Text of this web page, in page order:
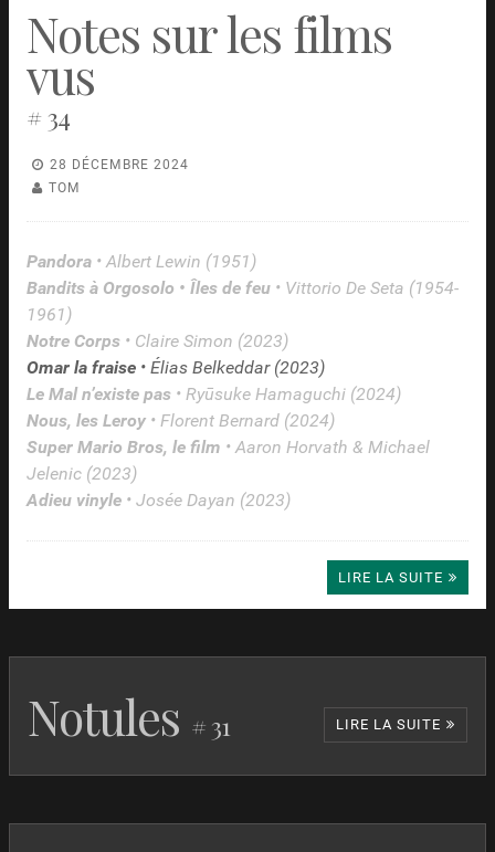
Notes sur les films
vus
# 34
28 DÉCEMBRE 2024
TOM
Pandora • Albert Lewin (1951)
Bandits à Orgosolo • Îles de feu • Vittorio De Seta (1954-
1961)
Notre Corps • Claire Simon (2023)
Omar la fraise • Élias Belkeddar (2023)
Le Mal n’existe pas • Ryūsuke Hamaguchi (2024)
Nous, les Leroy • Florent Bernard (2024)
Super Mario Bros, le film • Aaron Horvath & Michael
Jelenic (2023)
Adieu vinyle • Josée Dayan (2023)
LIRE LA SUITE
Notules # 31 LIRE LA SUITE